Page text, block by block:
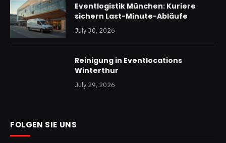
Eventlogistik München: Kuriere
sichern Last-Minute-Abläufe
July 30, 2026
Reinigung in Eventlocations
Winterthur
July 29, 2026
FOLGEN SIE UNS